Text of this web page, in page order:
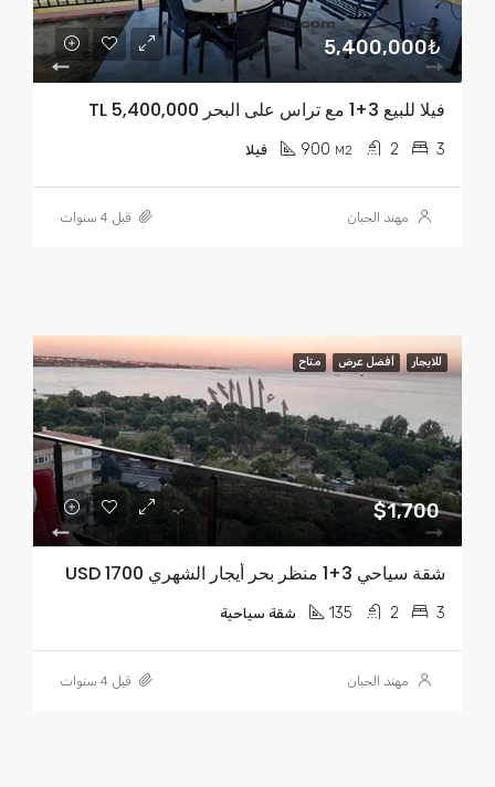
5,400,000₺
فيلا للبيع 3+1 مع تراس على البحر TL 5,400,000
3
2
900 M2 فيلا
مهند الجبان قبل 4 سنوات
للايجار أفضل عرض متاح
$1,700
شقة سياحي 3+1 منظر بحر أيجار الشهري USD 1700
3
2
135 شقة سياحية
مهند الجبان قبل 4 سنوات